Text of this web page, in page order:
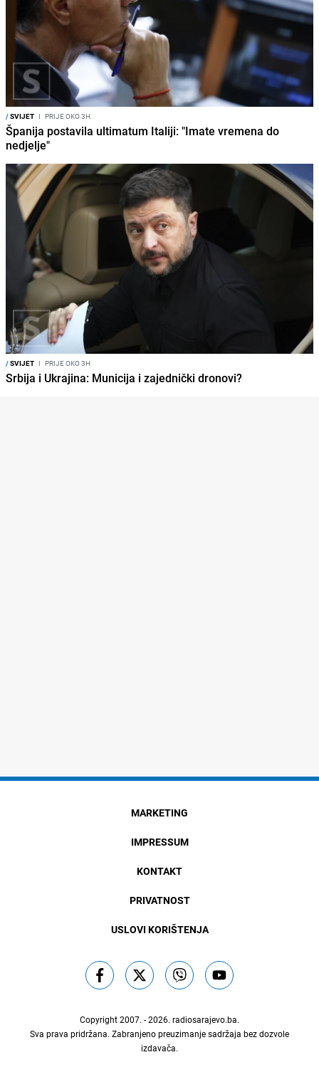
/SVIJET I PRIJE OKO 3H
Španija postavila ultimatum Italiji: "Imate vremena do
nedjelje"
/SVIJET I PRIJE OKO 3H
Srbija i Ukrajina: Municija i zajednički dronovi?
MARKETING
IMPRESSUM
KONTAKT
PRIVATNOST
USLOVI KORIŠTENJA
Copyright 2007. - 2026. radiosarajevo.ba.
Sva prava pridržana. Zabranjeno preuzimanje sadržaja bez dozvole
izdavača.